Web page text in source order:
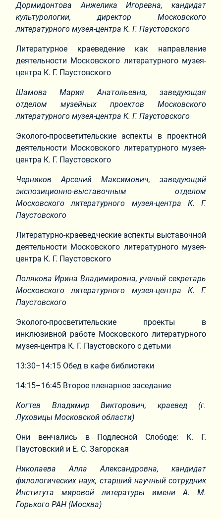
Дормидонтова Анжелика Игоревна, кандидат
культурологии, директор Московского
литературного музея-центра К. Г. Паустовского
Литературное краеведение как направление
деятельности Московского литературного музея-
центра К. Г. Паустовского
Шамова Мария Анатольевна, заведующая
отделом музейных проектов Московского
литературного музея-центра К. Г. Паустовского
Эколого-просветительские аспекты в проектной
деятельности Московского литературного музея-
центра К. Г. Паустовского
Черников Арсений Максимович, заведующий
экспозиционно-выставочным отделом
Московского литературного музея-центра К. Г.
Паустовского
Литературно-краеведческие аспекты выставочной
деятельности Московского литературного музея-
центра К. Г. Паустовского
Полякова Ирина Владимировна, ученый секретарь
Московского литературного музея-центра К. Г.
Паустовского
Эколого-просветительские проекты в
инклюзивной работе Московского литературного
музея-центра К. Г. Паустовского с детьми
13:30–14:15 Обед в кафе библиотеки
14:15–16:45 Второе пленарное заседание
Когтев Владимир Викторович, краевед (г.
Луховицы Московской области)
Они венчались в Подлесной Слободе: К. Г.
Паустовский и Е. С. Загорская
Николаева Алла Александровна, кандидат
филологических наук, старший научный сотрудник
Института мировой литературы имени А. М.
Горького РАН (Москва)